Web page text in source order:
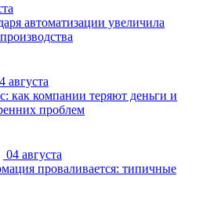
автоматизации увеличила
августа
как компании теряют деньги и
проблем
04 августа
проваливается: типичные